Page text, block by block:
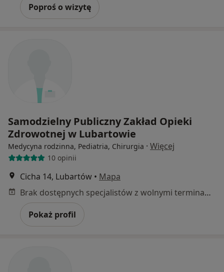
Poproś o wizytę
Samodzielny Publiczny Zakład Opieki
Zdrowotnej w Lubartowie
Medycyna rodzinna, Pediatria, Chirurgia · Więcej
10 opinii
Cicha 14, Lubartów • Mapa
Brak dostępnych specjalistów z wolnymi terminami w tym centrum medycznym.
Pokaż profil